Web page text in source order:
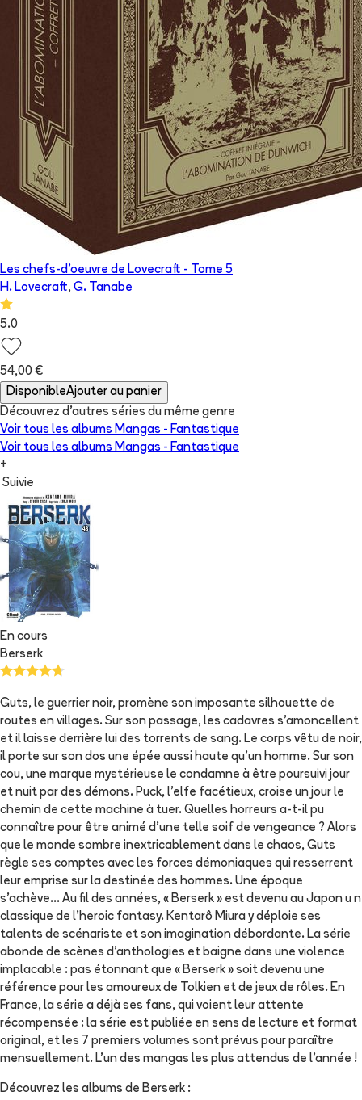
Les chefs-d'oeuvre de Lovecraft - Tome 5
H. Lovecraft, G. Tanabe
5.0
54,00 €
DisponibleAjouter au panier
Découvrez d'autres séries du même genre
Voir tous les albums Mangas - Fantastique
Voir tous les albums Mangas - Fantastique
+
Suivie
En cours
Berserk
Guts, le guerrier noir, promène son imposante silhouette de
routes en villages. Sur son passage, les cadavres s'amoncellent
et il laisse derrière lui des torrents de sang. Le corps vêtu de noir,
il porte sur son dos une épée aussi haute qu'un homme. Sur son
cou, une marque mystérieuse le condamne à être poursuivi jour
et nuit par des démons. Puck, l'elfe facétieux, croise un jour le
chemin de cette machine à tuer. Quelles horreurs a-t-il pu
connaître pour être animé d'une telle soif de vengeance ? Alors
que le monde sombre inextricablement dans le chaos, Guts
règle ses comptes avec les forces démoniaques qui resserrent
leur emprise sur la destinée des hommes. Une époque
s'achève... Au fil des années, « Berserk » est devenu au Japon u n
classique de l'heroic fantasy. Kentarô Miura y déploie ses
talents de scénariste et son imagination débordante. La série
abonde de scènes d'anthologies et baigne dans une violence
implacable : pas étonnant que « Berserk » soit devenu une
référence pour les amoureux de Tolkien et de jeux de rôles. En
France, la série a déjà ses fans, qui voient leur attente
récompensée : la série est publiée en sens de lecture et format
original, et les 7 premiers volumes sont prévus pour paraître
mensuellement. L'un des mangas les plus attendus de l'année !
Découvrez les albums de Berserk :